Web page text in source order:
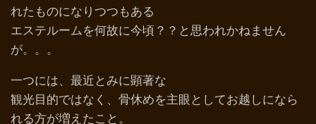
れたものになりつつもある
エステルームを何故に今頃？？と思われかねません
が。。。
一つには、最近とみに顕著な
観光目的ではなく、骨休めを主眼としてお越しになら
れる方が増えたこと。